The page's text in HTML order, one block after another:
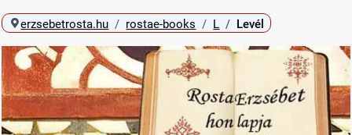
erzsebetrosta.hu rostae-books L Levél